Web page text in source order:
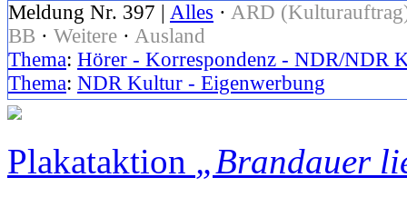
Meldung Nr. 397 | Alles · ARD
BB · Weitere · Ausland
Thema: Hörer - Korrespondenz - NDR/NDR
Thema: NDR Kultur - Eigenwerbung
Plakataktion „Brandauer